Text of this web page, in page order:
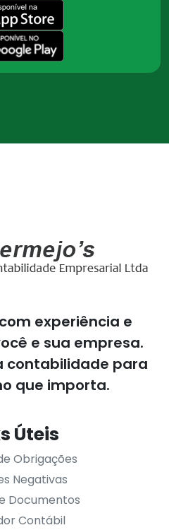
experiência e
e sua empresa.
contabilidade para
que importa.
Úteis
Obrigações
Negativas
Documentos
Contábil